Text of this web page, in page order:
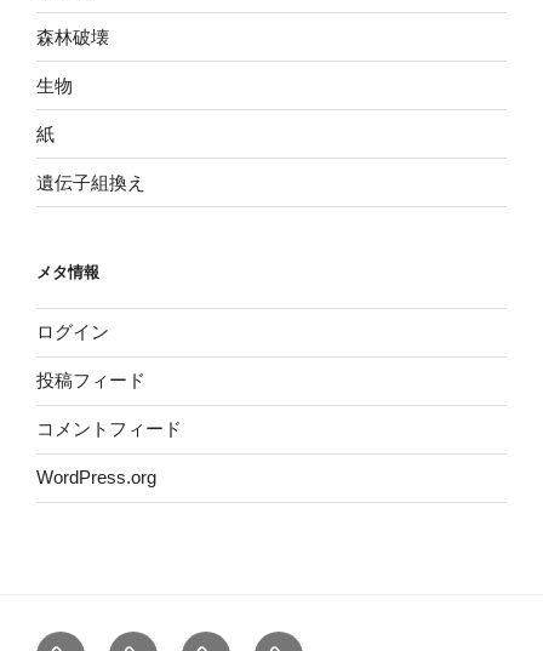
森林破壊
生物
紙
遺伝子組換え
メタ情報
ログイン
投稿フィード
コメントフィード
WordPress.org
ホ 運 サ プ